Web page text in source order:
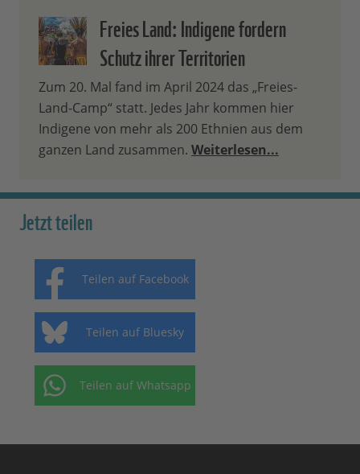
Freies Land: Indigene fordern
Schutz ihrer Territorien
Zum 20. Mal fand im April 2024 das „Freies-
Land-Camp“ statt. Jedes Jahr kommen hier
Indigene von mehr als 200 Ethnien aus dem
ganzen Land zusammen. Weiterlesen...
Jetzt teilen
Teilen auf Facebook
Teilen auf Bluesky
Teilen auf Whatsapp